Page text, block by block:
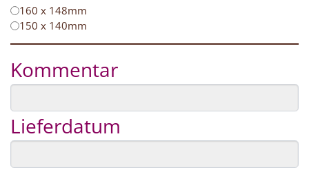
160 x 148mm
150 x 140mm
Kommentar
Lieferdatum